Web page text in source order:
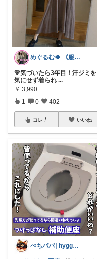
めぐるむ🍀 《服と暮らし》朝コレ
💛気づいたら3年目！汗ジミを
気にせず着られ ...
￥ 3,990
1 0 402
コレ いいね
ぺちパパ│hyggeな心意気を大切に🌿